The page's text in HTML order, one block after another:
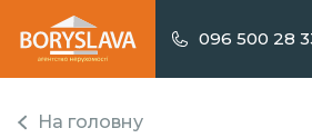
096 500 28
На головну